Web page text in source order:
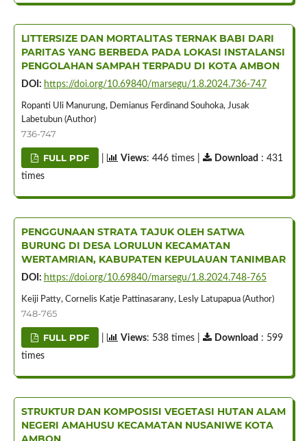
LITTERSIZE DAN MORTALITAS TERNAK BABI DARI
PARITAS YANG BERBEDA PADA LOKASI INSTALANSI
PENGOLAHAN SAMPAH TERPADU DI KOTA AMBON
DOI: https://doi.org/10.69840/marsegu/1.8.2024.736-747
Ropanti Uli Manurung, Demianus Ferdinand Souhoka, Jusak
Labetubun (Author)
736-747
FULL PDF Views: 446 times | Download : 431
times
PENGGUNAAN STRATA TAJUK OLEH SATWA
BURUNG DI DESA LORULUN KECAMATAN
WERTAMRIAN, KABUPATEN KEPULAUAN TANIMBAR
DOI: https://doi.org/10.69840/marsegu/1.8.2024.748-765
Keiji Patty, Cornelis Katje Pattinasarany, Lesly Latupapua (Author)
748-765
FULL PDF Views: 538 times | Download : 599
times
STRUKTUR DAN KOMPOSISI VEGETASI HUTAN ALAM
NEGERI AMAHUSU KECAMATAN NUSANIWE KOTA